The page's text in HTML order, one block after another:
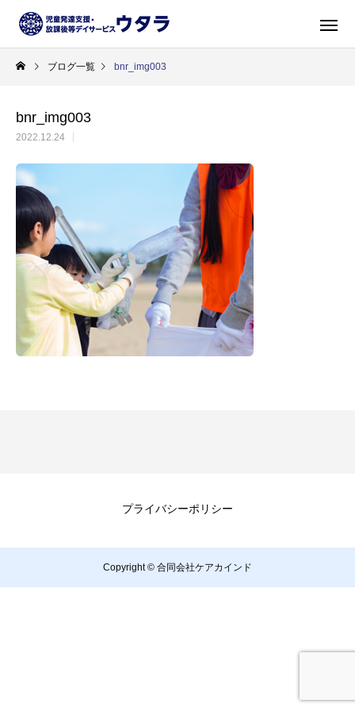
ブログ一覧 bnr_img003
bnr_img003
2022.12.24
プライバシーポリシー
Copyright © 合同会社ケアカインド
ページトップへ戻る